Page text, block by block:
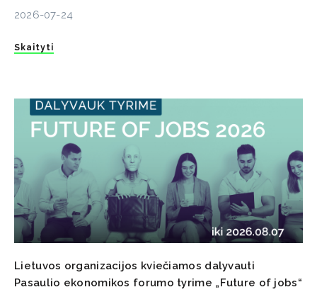
2026-07-24
Skaityti
Lietuvos organizacijos kviečiamos dalyvauti
Pasaulio ekonomikos forumo tyrime „Future of jobs“